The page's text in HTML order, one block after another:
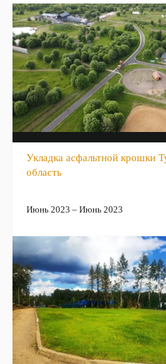
Укладка асфальтной крошки
область
Июнь 2023 – Июнь 2023